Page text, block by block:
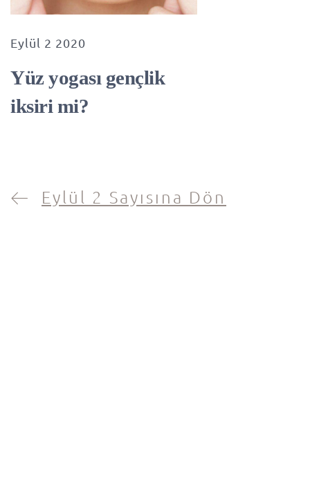
Eylül 2 2020
Yüz yogası gençlik
iksiri mi?
Eylül 2 Sayısına Dön